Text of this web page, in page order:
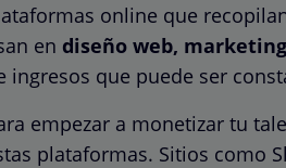
online que
en diseño web,
ingresos que puede ser
empezar a monetizar tu
plataformas. Sitios como